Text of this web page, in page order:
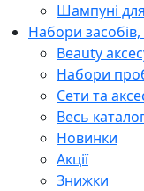
Шампуні
Набори
Beauty
Набори
Сети та
Весь
Новинки
Акції
Знижки